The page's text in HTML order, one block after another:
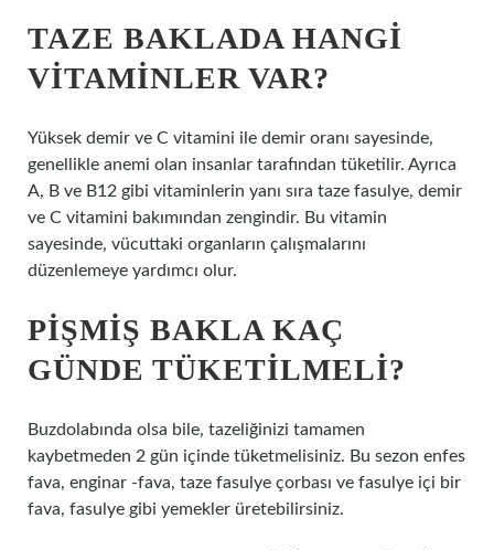
TAZE BAKLADA HANGI
VITAMINLER VAR?
Yüksek demir ve C vitamini ile demir oranı sayesinde,
genellikle anemi olan insanlar tarafından tüketilir. Ayrıca
A, B ve B12 gibi vitaminlerin yanı sıra taze fasulye, demir
ve C vitamini bakımından zengindir. Bu vitamin
sayesinde, vücuttaki organların çalışmalarını
düzenlemeye yardımcı olur.
PIŞMIŞ BAKLA KAÇ
GÜNDE TÜKETILMELI?
Buzdolabında olsa bile, tazeliğinizi tamamen
kaybetmeden 2 gün içinde tüketmelisiniz. Bu sezon enfes
fava, enginar -fava, taze fasulye çorbası ve fasulye içi bir
fava, fasulye gibi yemekler üretebilirsiniz.